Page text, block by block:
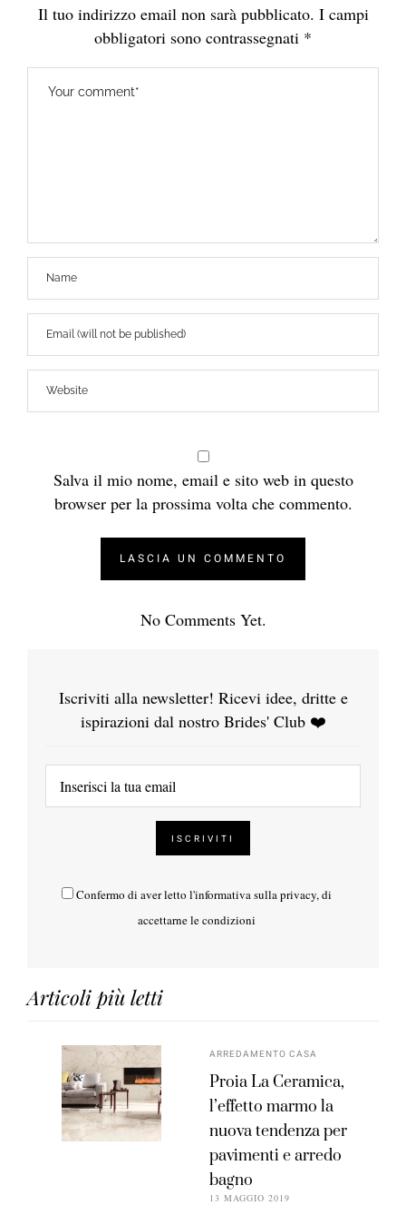
Il tuo indirizzo email non sarà pubblicato. I campi
obbligatori sono contrassegnati *
Salva il mio nome, email e sito web in questo
browser per la prossima volta che commento.
No Comments Yet.
Iscriviti alla newsletter! Ricevi idee, dritte e
ispirazioni dal nostro Brides' Club ❤️
Confermo di aver letto l'informativa sulla privacy, di
accettarne le condizioni
Articoli più letti
ARREDAMENTO CASA
Proia La Ceramica,
l’effetto marmo la
nuova tendenza per
pavimenti e arredo
bagno
13 MAGGIO 2019